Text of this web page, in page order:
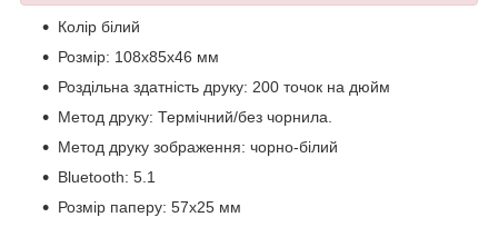
Колір білий
Розмір: 108x85x46 мм
Роздільна здатність друку: 200 точок на дюйм
Метод друку: Термічний/без чорнила.
Метод друку зображення: чорно-білий
Bluetooth: 5.1
Розмір паперу: 57x25 мм